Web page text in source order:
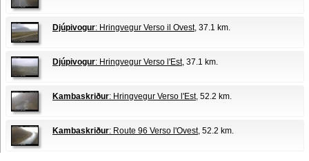
Djúpivogur: Hringvegur Verso il Ovest, 37.1 km.
Djúpivogur: Hringvegur Verso l'Est, 37.1 km.
Kambaskriður: Hringvegur Verso l'Est, 52.2 km.
Kambaskriður: Route 96 Verso l'Ovest, 52.2 km.